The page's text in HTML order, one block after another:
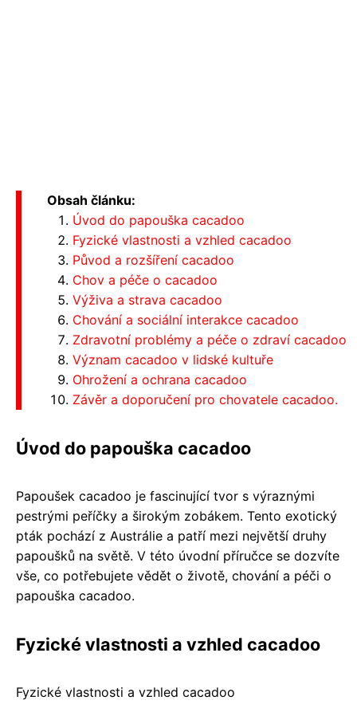
Obsah článku:
Úvod do papouška cacadoo
Fyzické vlastnosti a vzhled cacadoo
Původ a rozšíření cacadoo
Chov a péče o cacadoo
Výživa a strava cacadoo
Chování a sociální interakce cacadoo
Zdravotní problémy a péče o zdraví cacadoo
Význam cacadoo v lidské kultuře
Ohrožení a ochrana cacadoo
Závěr a doporučení pro chovatele cacadoo.
Úvod do papouška cacadoo
Papoušek cacadoo je fascinující tvor s výraznými
pestrými peříčky a širokým zobákem. Tento exotický
pták pochází z Austrálie a patří mezi největší druhy
papoušků na světě. V této úvodní příručce se dozvíte
vše, co potřebujete vědět o životě, chování a péči o
papouška cacadoo.
Fyzické vlastnosti a vzhled cacadoo
Fyzické vlastnosti a vzhled cacadoo